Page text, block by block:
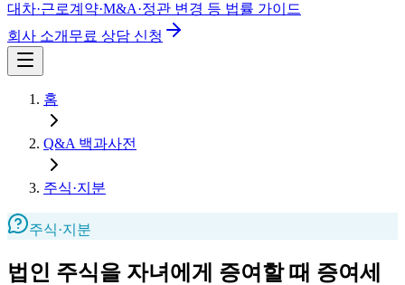
대차·근로계약·M&A·정관 변경 등 법률 가이드
회사 소개 무료 상담 신청
홈
Q&A 백과사전
주식·지분
주식·지분
법인 주식을 자녀에게 증여할 때 증여세